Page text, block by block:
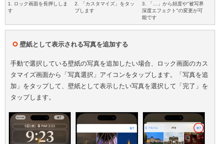
1. ロック画面を長押ししま
す
2. 「カスタマイズ」をタッ
プします
3. 「…」から頻度や"被写界
深度エフェクト"の変更が可
能です
壁紙として表示される写真を追加する
手動で選択している壁紙の写真を追加したい場合、ロック画面のカス
タマイズ画面から「写真選択」アイコンをタップします。「写真を追
加」をタップして、壁紙として表示したい写真を選択して「完了」を
タップします。